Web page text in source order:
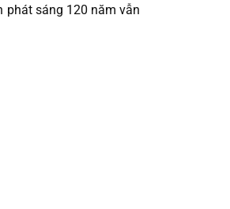
phát sáng 120 năm vẫn